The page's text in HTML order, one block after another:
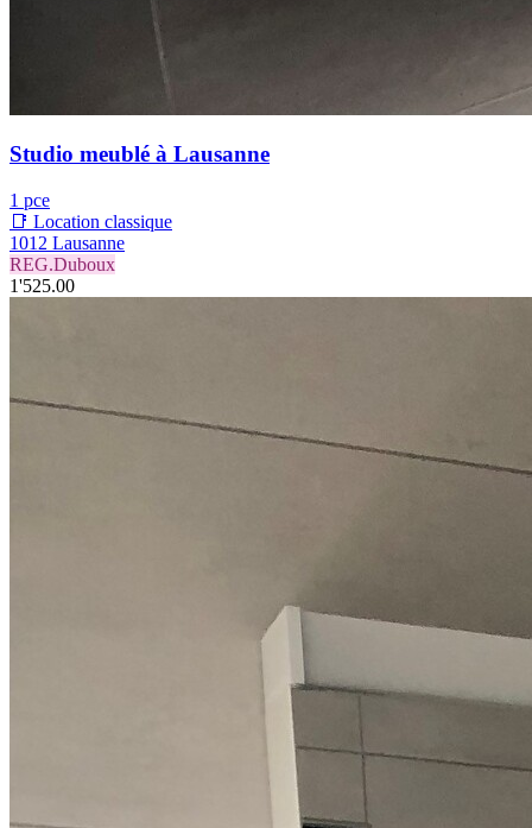
Studio meublé à Lausanne
1 pce
📑 Location classique
1012 Lausanne
REG.Duboux
1'525.00